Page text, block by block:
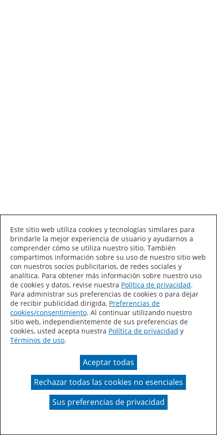
Este sitio web utiliza cookies y tecnologías similares para
brindarle la mejor experiencia de usuario y ayudarnos a
comprender cómo se utiliza nuestro sitio. También
compartimos información sobre su uso de nuestro sitio web
con nuestros socios publicitarios, de redes sociales y
analítica. Para obtener más información sobre nuestro uso
de cookies y datos, revise nuestra Política de privacidad.
Para administrar sus preferencias de cookies o para dejar
de recibir publicidad dirigida, Preferencias de
cookies/consentimiento. Al continuar utilizando nuestro
sitio web, independientemente de sus preferencias de
cookies, usted acepta nuestra Política de privacidad y
Términos de uso.
Aceptar todas
Rechazar todas las cookies no esenciales
Sus preferencias de privacidad